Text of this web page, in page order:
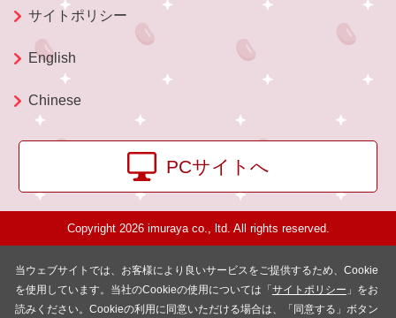
当ウェブサイトでは、お客様により良いサービスをご提供するため、Cookie
を使用しています。当社のCookieの使用については「 サイトポリシー 」をお
読みください。Cookieの利用に同意いただける場合は、「同意する」ボタン
サイトポリシー
English
Chinese
PCサイトへ
Copyright 2026 imuraya co., ltd. All rights reserved.